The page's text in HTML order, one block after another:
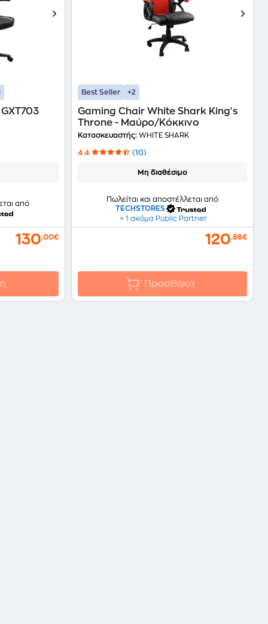
από
130,00€
Best Seller +2
Gaming Chair White Shark King's
Throne - Μαύρο/Κόκκινο
Κατασκευαστής:WHITE SHARK
4.4 (10)
Μη διαθέσιμο
Πωλείται και αποστέλλεται από
TECHSTORES
+ 1 ακόμα Public Partner
120,88€
Προσθήκη